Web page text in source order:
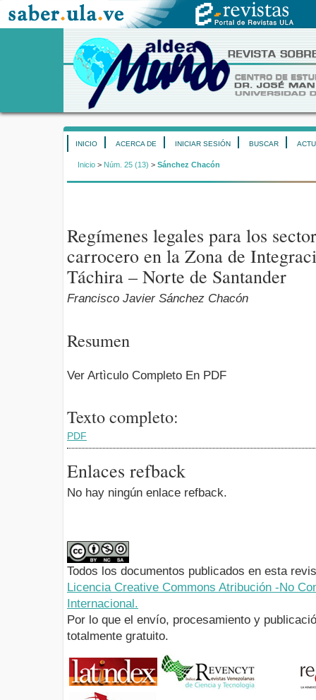
INICIO ACERCA DE INICIAR SESIÓN BUSCAR
Inicio > Núm. 25 (13) > Sánchez Chacón
Regímenes legales para los
carrocero en la Zona de
Táchira – Norte de Santander
Francisco Javier Sánchez Chacón
Resumen
Ver Artìculo Completo En PDF
Texto completo:
PDF
Enlaces refback
No hay ningún enlace refback.
Todos los documentos publicados en esta
Licencia Creative Commons Atribución -No
Internacional.
Por lo que el envío, procesamiento y
totalmente gratuito.